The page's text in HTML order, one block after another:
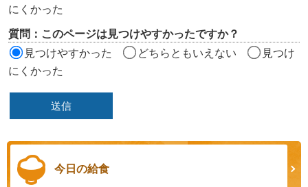
にくかった
質問：このページは見つけやすかったですか？
見つけやすかった
どちらともいえない
見つけ
にくかった
今日の給食